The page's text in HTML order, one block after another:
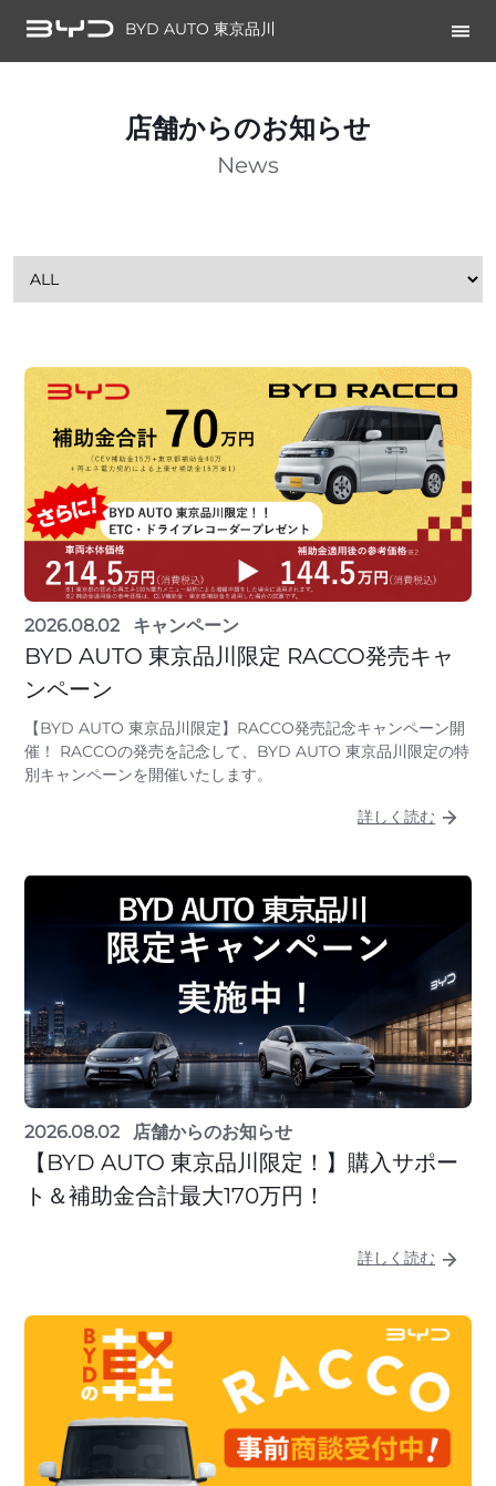
BYD AUTO 東京品川
店舗からのお知らせ
News
2026.08.02 キャンペーン
BYD AUTO 東京品川限定 RACCO発売キャ
ンペーン
【BYD AUTO 東京品川限定】RACCO発売記念キャンペーン開
催！ RACCOの発売を記念して、BYD AUTO 東京品川限定の特
別キャンペーンを開催いたします。
詳しく読む
2026.08.02 店舗からのお知らせ
【BYD AUTO 東京品川限定！】購入サポー
ト＆補助金合計最大170万円！
詳しく読む